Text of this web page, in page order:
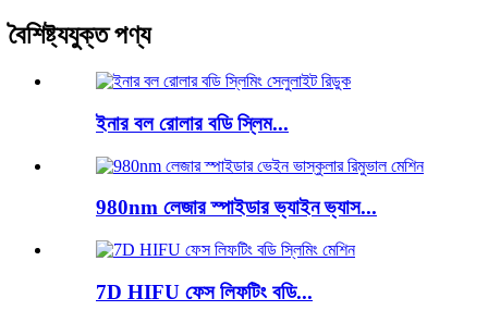
বৈশিষ্ট্যযুক্ত পণ্য
ইনার বল রোলার বডি স্লিম...
980nm লেজার স্পাইডার ভ্যাইন ভ্যাস...
7D HIFU ফেস লিফটিং বডি...